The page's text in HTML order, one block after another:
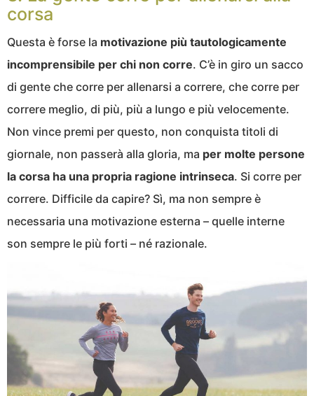
corsa
Questa è forse la motivazione più tautologicamente
incomprensibile per chi non corre. C’è in giro un sacco
di gente che corre per allenarsi a correre, che corre per
correre meglio, di più, più a lungo e più velocemente.
Non vince premi per questo, non conquista titoli di
giornale, non passerà alla gloria, ma per molte persone
la corsa ha una propria ragione intrinseca. Si corre per
correre. Difficile da capire? Sì, ma non sempre è
necessaria una motivazione esterna – quelle interne
son sempre le più forti – né razionale.